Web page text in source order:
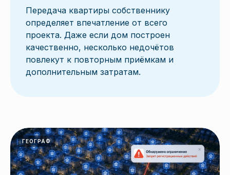
Передача квартиры собственнику
определяет впечатление от всего
проекта. Даже если дом построен
качественно, несколько недочётов
повлекут к повторным приёмкам и
дополнительным затратам.
ГЕОГРАФ